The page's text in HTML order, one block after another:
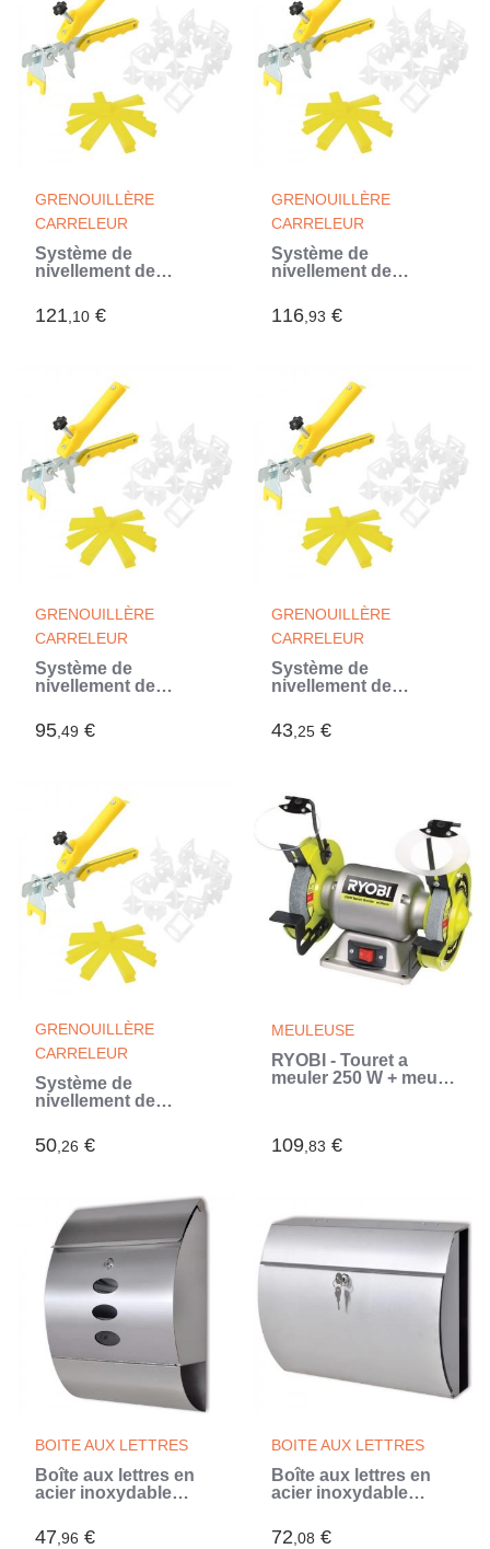
GRENOUILLÈRE
CARRELEUR
Système de
nivellement de
2500 clips 1,5 mm
121,10 €
GRENOUILLÈRE
CARRELEUR
Système de
nivellement de
2500 clips 2 mm
116,93 €
GRENOUILLÈRE
CARRELEUR
Système de
nivellement de
2500 clips 1 mm
95,49 €
GRENOUILLÈRE
CARRELEUR
Système de
nivellement de
500 clips 2 mm
43,25 €
GRENOUILLÈRE
CARRELEUR
Système de
nivellement de
500 clips 3 mm
50,26 €
MEULEUSE
RYOBI - Touret a
meuler 250 W + meule
porte-pieces -
109,83 €
BOITE AUX LETTRES
Boîte aux lettres en
acier inoxydable
47,96 €
BOITE AUX LETTRES
Boîte aux lettres en
acier inoxydable
72,08 €